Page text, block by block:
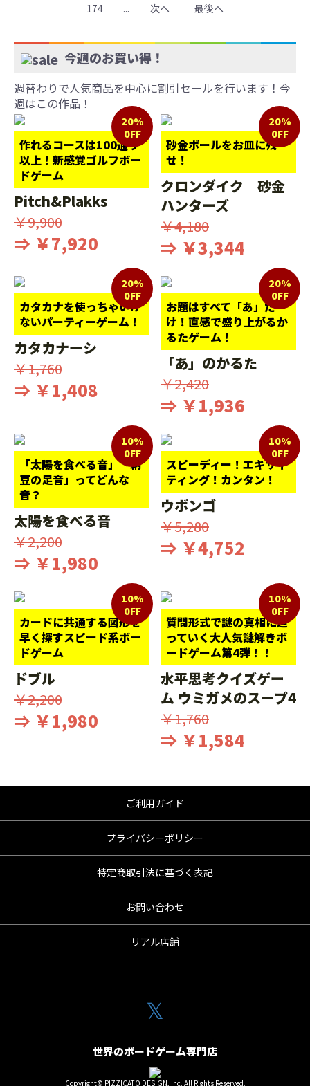
174
... 次へ 最後へ
今週のお買い得！
週替わりで人気商品を中心に割引セールを行います！今
週はこの作品！
作れるコースは100通り
以上！新感覚ゴルフボー
ドゲーム
20%
0FF
Pitch&Plakks
￥9,900
⇒ ￥7,920
砂金ボールをお皿に残
せ！
20%
0FF
クロンダイク 砂金
ハンターズ
￥4,180
⇒ ￥3,344
カタカナを使っちゃいけ
ないパーティーゲーム！
20%
0FF
カタカナーシ
￥1,760
⇒ ￥1,408
お題はすべて「あ」だ
け！直感で盛り上がるか
るたゲーム！
20%
0FF
「あ」のかるた
￥2,420
⇒ ￥1,936
「太陽を食べる音」「納
豆の足音」ってどんな
音？
10%
0FF
太陽を食べる音
￥2,200
⇒ ￥1,980
スピーディー！エキサイ
ティング！カンタン！
10%
0FF
ウボンゴ
￥5,280
⇒ ￥4,752
カードに共通する図形を
早く探すスピード系ボー
ドゲーム
10%
0FF
ドブル
￥2,200
⇒ ￥1,980
質問形式で謎の真相に迫
っていく大人気謎解きボ
ードゲーム第4弾！！
10%
0FF
水平思考クイズゲー
ム ウミガメのスープ4
￥1,760
⇒ ￥1,584
ご利用ガイド
プライバシーポリシー
特定商取引法に基づく表記
お問い合わせ
リアル店舗
𝕏
世界のボードゲーム専門店
Copyright© PIZZICATO DESIGN, Inc. All Rights Reserved.